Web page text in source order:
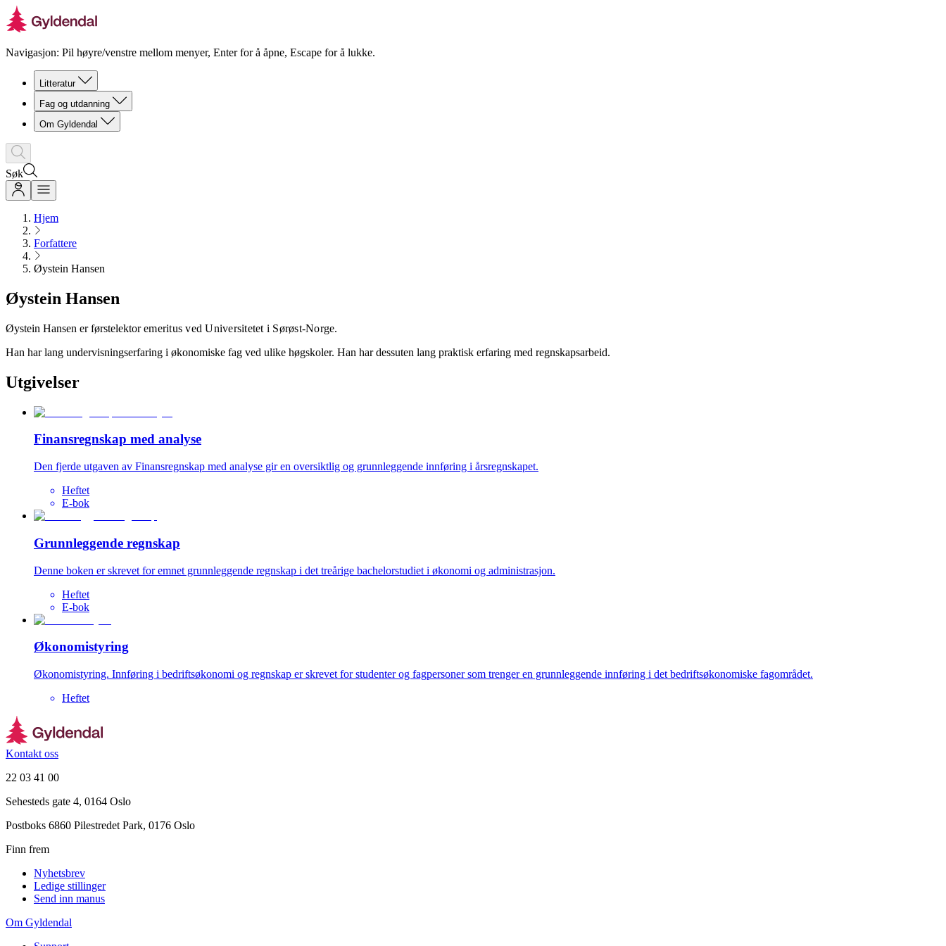
Navigasjon: Pil høyre/venstre mellom menyer, Enter for å åpne, Escape for å lukke.
Litteratur
Fag og utdanning
Om Gyldendal
Søk
Hjem
Forfattere
Øystein Hansen
Øystein Hansen
Øystein Hansen er førstelektoremeritus ved Universitetet i Sørøst-Norge.
Han har lang undervisningserfaring i økonomiske fag ved ulike høgskoler. Han har dessuten lang praktisk erfaring med regnskapsarbeid.
Utgivelser
Finansregnskap med analyse
Den fjerde utgaven av Finansregnskap med analyse gir en oversiktlig og grunnleggende innføring i årsregnskapet.
Heftet
E-bok
Grunnleggende regnskap
Denne boken er skrevet for emnet grunnleggende regnskap i det treårige bachelorstudiet i økonomi og administrasjon.
Heftet
E-bok
Økonomistyring
Økonomistyring. Innføring i bedriftsøkonomi og regnskap er skrevet for studenter og fagpersoner som trenger en grunnleggende innføring i det bedriftsøkonomiske fagområdet.
Heftet
Kontakt oss
22 03 41 00
Sehesteds gate 4, 0164 Oslo
Postboks 6860 Pilestredet Park, 0176 Oslo
Finn frem
Nyhetsbrev
Ledige stillinger
Send inn manus
Om Gyldendal